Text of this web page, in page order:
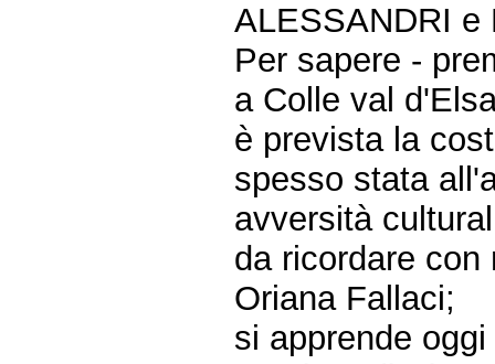
ALESSANDRI
Per sapere -
a Colle val
è prevista la
spesso stata
avversità
da ricordare
Oriana Fallaci;
si apprende